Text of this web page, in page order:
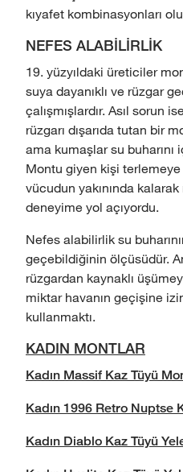
kıyafet kombinasyonları
NEFES ALABİLİRLİK
19. yüzyıldaki üreticiler
suya dayanıklı ve rüzgar
çalışmışlardır. Asıl sorun
rüzgarı dışarıda tutan bir
ama kumaşlar su buharını
Montu giyen kişi terlemeye
vücudun yakınında
deneyime yol açıyordu.
Nefes alabilirlik su
geçebildiğinin ölçüsüdür.
rüzgardan kaynaklı
miktar havanın geçişine
kullanmaktı.
KADIN MONTLAR
Kadın Massif Kaz Tüyü
Kadın 1996 Retro Nuptse
Kadın Diablo Kaz Tüyü